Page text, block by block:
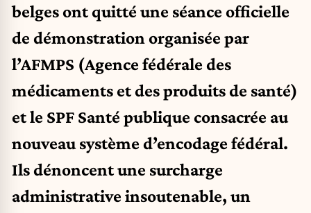
belges ont quitté une séance officielle
de démonstration organisée par
l’AFMPS (Agence fédérale des
médicaments et des produits de santé)
et le SPF Santé publique consacrée au
nouveau système d’encodage fédéral.
Ils dénoncent une surcharge
administrative insoutenable, un